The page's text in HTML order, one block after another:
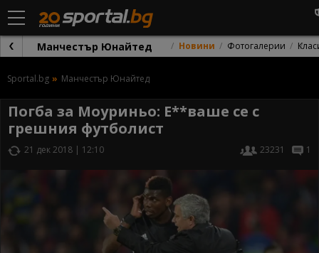
Манчестър Юнайтед Новини Фотогалерии
Sportal.bg Манчестър Юнайтед
Погба за Моуриньо: Е**ваше се с
грешния футболист
21 дек 2018 | 12:10 23231 1